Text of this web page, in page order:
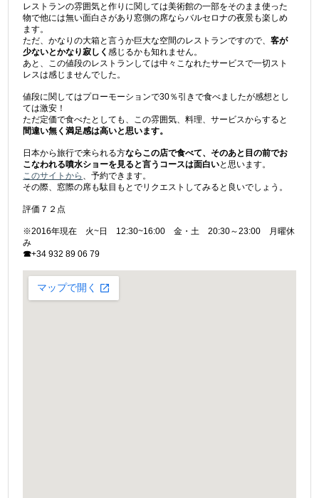
レストランの雰囲気と作りに関しては美術館の一部をそのまま使った
物で他には無い面白さがあり窓側の席ならバルセロナの夜景も楽しめ
ます。
ただ、かなりの大箱と言うか巨大な空間のレストランですので、客が
少ないとかなり寂しく感じるかも知れません。
あと、この値段のレストランしては中々こなれたサービスで一切スト
レスは感じませんでした。
値段に関してはプローモーションで30％引きで食べましたが感想とし
ては激安！
ただ定価で食べたとしても、この雰囲気、料理、サービスからすると
間違い無く満足感は高いと思います。
日本から旅行で来られる方ならこの店で食べて、そのあと目の前でお
こなわれる噴水ショーを見ると言うコースは面白いと思います。
このサイトから 、予約できます。
その際、窓際の席も駄目もとでリクエストしてみると良いでしょう。
評価７２点
※2016年現在 火~日 12:30~16:00 金・土 20:30～23:00 月曜休
み
☎+34 932 89 06 79